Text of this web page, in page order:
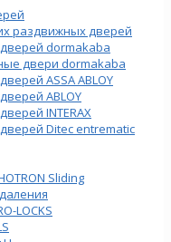
раздвижных дверей
dormakaba
двери dormakaba
ASSA ABLOY
ABLOY
INTERAX
Ditec entrematic
Sliding
LOCKS